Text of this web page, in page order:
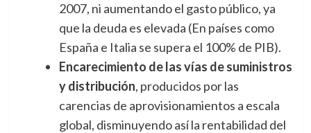
2007, ni aumentando el gasto público, ya
que la deuda es elevada (En países como
España e Italia se supera el 100% de PIB).
Encarecimiento de las vías de suministros
y distribución, producidos por las
carencias de aprovisionamientos a escala
global, disminuyendo así la rentabilidad del